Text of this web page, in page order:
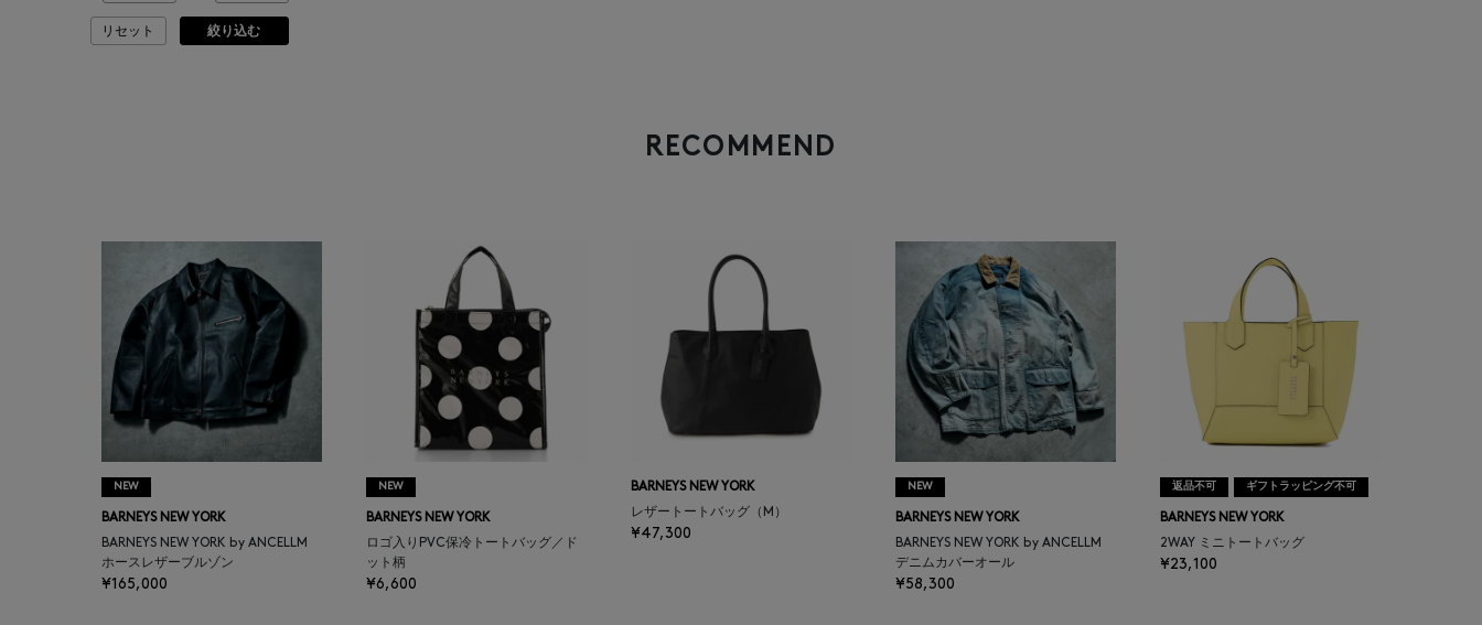
FIRENZE
BAKUNE
BALENCIAGA
BARBA
BARNEYS NEWYORK
BEAUTY
BASERANGE
リセット 絞り込む
RECOMMEND
NEW
BARNEYS NEW YORK
BARNEYS NEW YORK by ANCELLM
ホースレザーブルゾン
¥165,000
NEW
BARNEYS NEW YORK
ロゴ入りPVC保冷トートバッグ／ド
ット柄
¥6,600
BARNEYS NEW YORK
レザートートバッグ（M）
¥47,300
NEW
BARNEYS NEW YORK
BARNEYS NEW YORK by ANCELLM
デニムカバーオール
¥58,300
返品不可 ギフトラッピング不可
BARNEYS NEW YORK
2WAY ミニトートバッグ
¥23,100